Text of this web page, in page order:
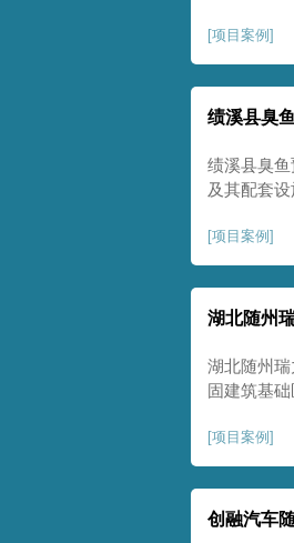
一次，确
量。在施
[项目案例 ]
绩溪县臭
绩溪县臭
及其配套
配备28m
2.2m的柱
[项目案例 ]
湖北随州
湖北随州
固建筑基
物，且本
性，我司
[项目案例 ]
创融汽车